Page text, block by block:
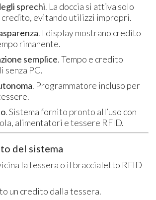
sprechi. La doccia si attiva solo
credito, evitando utilizzi impropri.
. I display mostrano credito
rimanente.
semplice. Tempo e credito
senza PC.
. Programmatore incluso per
. Sistema fornito pronto all’uso con
alimentatori e tessere RFID.
del sistema
la tessera o il braccialetto RFID
un credito dalla tessera.